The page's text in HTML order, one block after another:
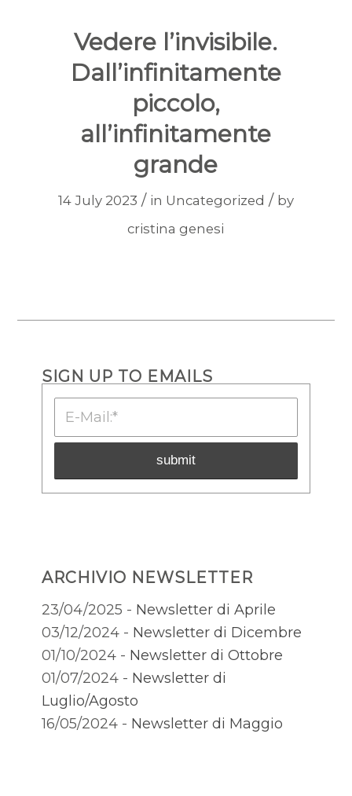
Vedere l’invisibile.
Dall’infinitamente
piccolo,
all’infinitamente
grande
14 July 2023 / in Uncategorized / by
cristina genesi
SIGN UP TO EMAILS
ARCHIVIO NEWSLETTER
23/04/2025 - Newsletter di Aprile
03/12/2024 - Newsletter di Dicembre
01/10/2024 - Newsletter di Ottobre
01/07/2024 - Newsletter di
Luglio/Agosto
16/05/2024 - Newsletter di Maggio